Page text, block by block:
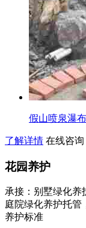
假山喷泉瀑布
了解详情 在线咨询
花园养护
承接：别墅绿化养
庭院绿化养护托管
养护标准